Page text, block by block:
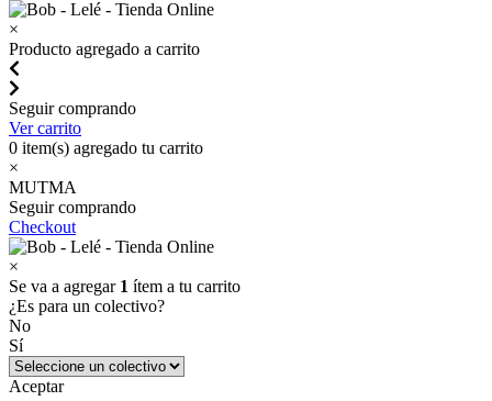
×
Producto agregado a carrito
Seguir comprando
Ver carrito
0 item(s) agregado tu carrito
×
MUTMA
Seguir comprando
Checkout
×
Se va a agregar 1 ítem a tu carrito
¿Es para un colectivo?
No
Sí
Aceptar